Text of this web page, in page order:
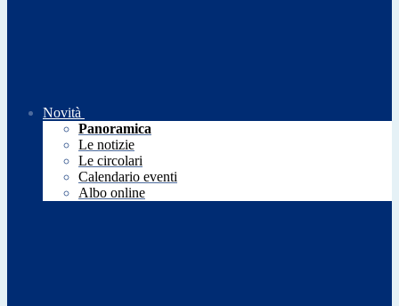
Novità
Panoramica
Le notizie
Le circolari
Calendario eventi
Albo online